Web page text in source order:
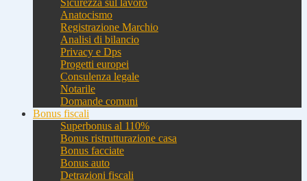
Sicurezza sul lavoro
Anatocismo
Registrazione Marchio
Analisi di bilancio
Privacy e Dps
Progetti europei
Consulenza legale
Notarile
Domande comuni
Bonus fiscali
Superbonus al 110%
Bonus ristrutturazione casa
Bonus facciate
Bonus auto
Detrazioni fiscali